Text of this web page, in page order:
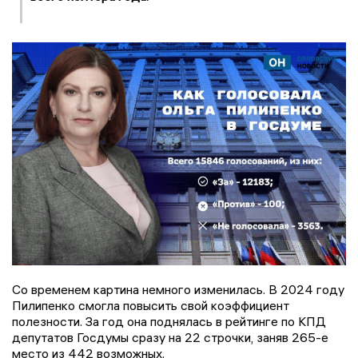
Со временем картина немного изменилась. В 2024 году
Пилипенко смогла повысить свой коэффициент
полезности. За год она поднялась в рейтинге по КПД
депутатов Госдумы сразу на 22 строчки, заняв 265-е
место из 442 возможных.